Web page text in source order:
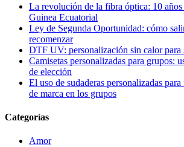
La revolución de la fibra óptica: 10 años
Guinea Ecuatorial
Ley de Segunda Oportunidad: cómo
recomenzar
DTF UV: personalización sin calor para
Camisetas personalizadas para grupos:
de elección
El uso de sudaderas personalizadas
de marca en los grupos
Categorías
Amor